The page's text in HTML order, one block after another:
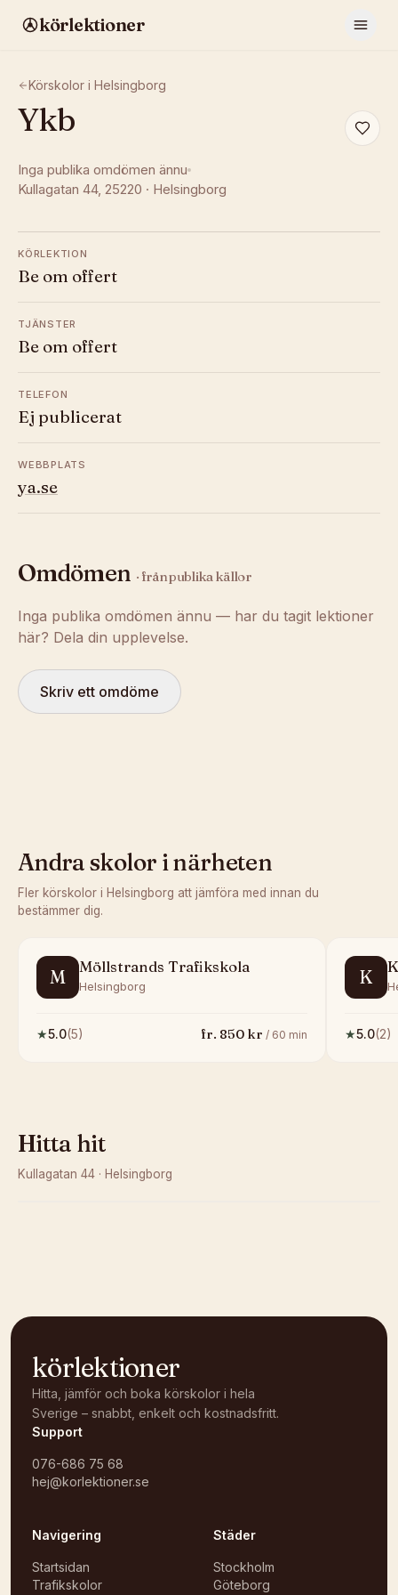
körlektioner
Körskolor i Helsingborg
Ykb
Inga publika omdömen ännu
Kullagatan 44, 25220 · Helsingborg
KÖRLEKTION
Be om offert
TJÄNSTER
Be om offert
TELEFON
Ej publicerat
WEBBPLATS
ya.se
Omdömen · från publika källor
Inga publika omdömen ännu — har du tagit lektioner
här? Dela din upplevelse.
Skriv ett omdöme
Andra skolor i närheten
Fler körskolor i Helsingborg att jämföra med innan du
bestämmer dig.
M Möllstrands Trafikskola
Helsingborg
★5.0(5) fr. 850kr / 60 min
K
★5.0(2)
Hitta hit
Kullagatan 44 · Helsingborg
körlektioner
Hitta, jämför och boka körskolor i hela
Sverige – snabbt, enkelt och kostnadsfritt.
Support
076-686 75 68
hej@korlektioner.se
Navigering
Startsidan
Trafikskolor
Städer
Stockholm
Göteborg